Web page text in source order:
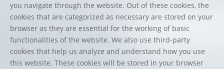
you navigate through the website. Out of these cookies, the
cookies that are categorized as necessary are stored on your
browser as they are essential for the working of basic
functionalities of the website. We also use third-party
cookies that help us analyze and understand how you use
this website. These cookies will be stored in your browser